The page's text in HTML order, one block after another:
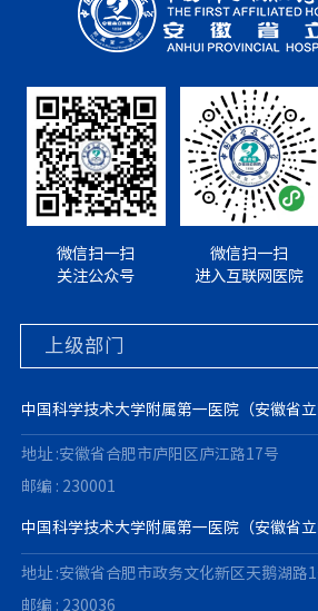
微信扫一扫
关注公众号
微信扫一扫
进入互联网医院
中国科学技术大学附属第一医院（安徽省
地址 :安徽省合肥市庐阳区庐江路17号
邮编 : 230001
中国科学技术大学附属第一医院（安徽省
地址 :安徽省合肥市政务文化新区天鹅湖路
邮编 : 230036